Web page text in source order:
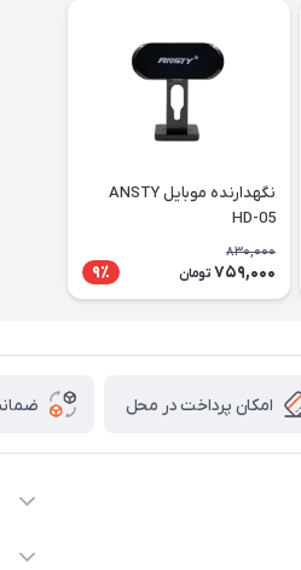
نگهدارنده موبایل ANSTY
HD-05
830,000
759,000 تومان 9٪
امکان پرداخت در محل